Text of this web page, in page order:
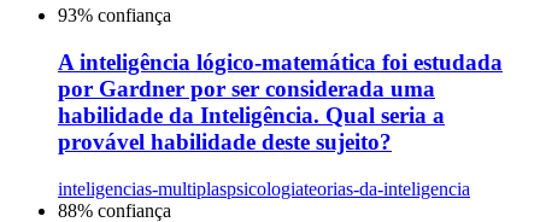
93% confiança
A inteligência lógico-matemática foi estudada
por Gardner por ser considerada uma
habilidade da Inteligência. Qual seria a
provável habilidade deste sujeito?
inteligencias-multiplaspsicologiateorias-da-inteligencia
88% confiança